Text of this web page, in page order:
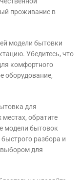
проживание в
модели бытовки
Убедитесь, что
комфортного
оборудование,
для
обратите
модели бытовок
разбора и
для